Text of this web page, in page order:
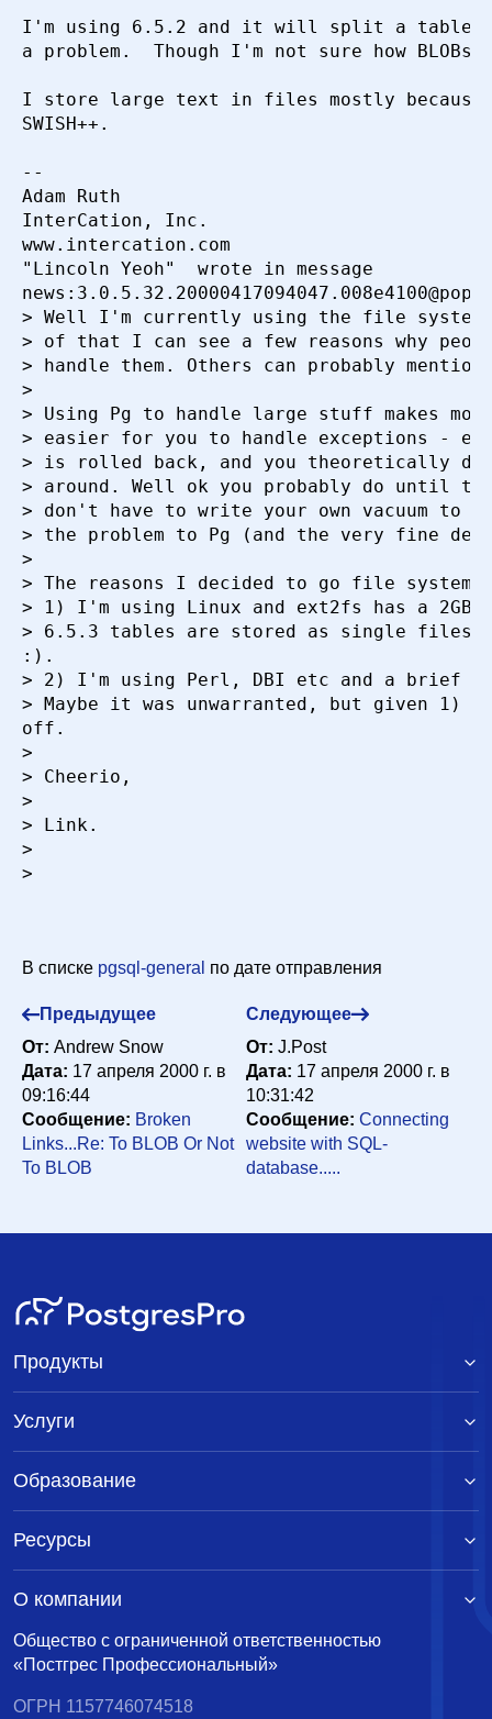
I'm using 6.5.2 and it will split a table
a problem.  Though I'm not sure how
I store large text in files mostly
SWISH++.
--
Adam Ruth
InterCation, Inc.
www.intercation.com
"Lincoln Yeoh"  wrote in message
> Well I'm currently using the file system
> of that I can see a few reasons why
> handle them. Others can probably mention
>
> Using Pg to handle large stuff makes
> easier for you to handle exceptions -
> is rolled back, and you theoretically
> around. Well ok you probably do until
> don't have to write your own vacuum
> the problem to Pg (and the very fine
>
> The reasons I decided to go file system
> 1) I'm using Linux and ext2fs has a
> 6.5.3 tables are stored as single files,
:).
> 2) I'm using Perl, DBI etc and a brief
> Maybe it was unwarranted, but given 1)
off.
>
> Cheerio,
>
> Link.
>
>
В списке pgsql-general по дате отправления
Предыдущее
От: Andrew Snow
Дата: 17 апреля 2000 г. в
09:16:44
Сообщение: Broken
Links...Re: To BLOB Or Not
To BLOB
Следующее
От: J.Post
Дата: 17 апреля 2000 г. в
10:31:42
Сообщение: Connecting
website with SQL-
database.....
Общество с ограниченной ответственностью
«Постгрес Профессиональный»
ОГРН 1157746074518
Продукты
Услуги
Образование
Ресурсы
О компании